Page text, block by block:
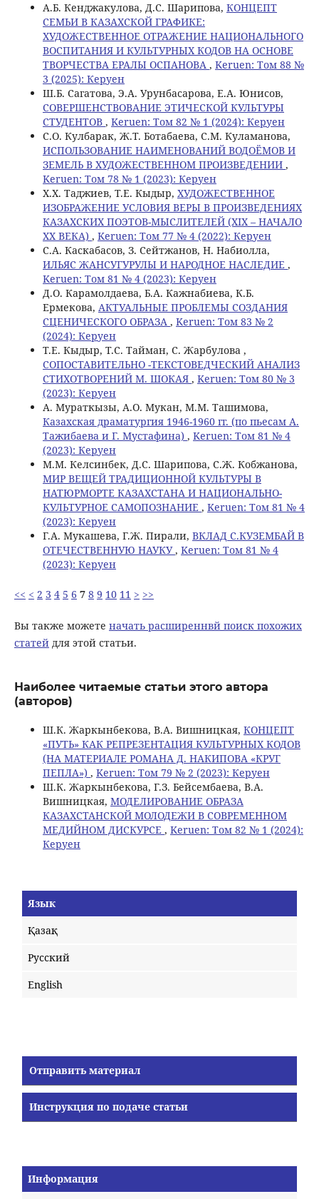
А.Б. Кенджакулова, Д.С. Шарипова, КОНЦЕПТ
СЕМЬИ В КАЗАХСКОЙ ГРАФИКЕ:
ХУДОЖЕСТВЕННОЕ ОТРАЖЕНИЕ НАЦИОНАЛЬНОГО
ВОСПИТАНИЯ И КУЛЬТУРНЫХ КОДОВ НА ОСНОВЕ
ТВОРЧЕСТВА ЕРАЛЫ ОСПАНОВА , Keruen: Том 88 №
3 (2025): Керуен
Ш.Б. Сагатова, Э.А. Урунбасарова, Е.А. Юнисов,
СОВЕРШЕНСТВОВАНИЕ ЭТИЧЕСКОЙ КУЛЬТУРЫ
СТУДЕНТОВ , Keruen: Том 82 № 1 (2024): Керуен
С.О. Кулбарак, Ж.Т. Ботабаева, С.М. Куламанова,
ИСПОЛЬЗОВАНИЕ НАИМЕНОВАНИЙ ВОДОЁМОВ И
ЗЕМЕЛЬ В ХУДОЖЕСТВЕННОМ ПРОИЗВЕДЕНИИ ,
Keruen: Том 78 № 1 (2023): Керуен
Х.Х. Таджиев, Т.Е. Кыдыр, ХУДОЖЕСТВЕННОЕ
ИЗОБРАЖЕНИЕ УСЛОВИЯ ВЕРЫ В ПРОИЗВЕДЕНИЯХ
КАЗАХСКИХ ПОЭТОВ-МЫСЛИТЕЛЕЙ (XIX – НАЧАЛО
XX ВЕКА) , Keruen: Том 77 № 4 (2022): Керуен
С.А. Каскабасов, З. Сейтжанов, Н. Набиолла,
ИЛЬЯС ЖАНСУГУРУЛЫ И НАРОДНОЕ НАСЛЕДИЕ ,
Keruen: Том 81 № 4 (2023): Керуен
Д.О. Карамолдаева, Б.А. Кажнабиева, К.Б.
Ермекова, АКТУАЛЬНЫЕ ПРОБЛЕМЫ СОЗДАНИЯ
СЦЕНИЧЕСКОГО ОБРАЗА , Keruen: Том 83 № 2
(2024): Керуен
Т.Е. Кыдыр, Т.С. Тайман, С. Жарбулова ,
СОПОСТАВИТЕЛЬНО -ТЕКСТОВЕДЧЕСКИЙ АНАЛИЗ
СТИХОТВОРЕНИЙ М. ШОКАЯ , Keruen: Том 80 № 3
(2023): Керуен
А. Мураткызы, A.O. Мукан, M.M. Ташимова,
Казахская драматургия 1946-1960 гг. (по пьесам А.
Тажибаева и Г. Мустафина) , Keruen: Том 81 № 4
(2023): Керуен
М.М. Келсинбек, Д.С. Шарипова, С.Ж. Кобжанова,
МИР ВЕЩЕЙ ТРАДИЦИОННОЙ КУЛЬТУРЫ В
НАТЮРМОРТЕ КАЗАХСТАНА И НАЦИОНАЛЬНО-
КУЛЬТУРНОЕ САМОПОЗНАНИЕ , Keruen: Том 81 № 4
(2023): Керуен
Г.А. Мукашева, Г.Ж. Пирали, ВКЛАД С.КУЗЕМБАЙ В
ОТЕЧЕСТВЕННУЮ НАУКУ, Keruen: Том 81 № 4
(2023): Керуен
<< < 2 3 4 5 6 7 8 9 10 11 > >>
Вы также можете начать расширеннвй поиск похожих
статейдля этой статьи.
Наиболее читаемые статьи этого автора
(авторов)
Ш.К. Жаркынбекова, В.А. Вишницкая, КОНЦЕПТ
«ПУТЬ» КАК РЕПРЕЗЕНТАЦИЯ КУЛЬТУРНЫХ КОДОВ
(НА МАТЕРИАЛЕ РОМАНА Д. НАКИПОВА «КРУГ
ПЕПЛА») , Keruen: Том 79 № 2 (2023): Керуен
Ш.К. Жаркынбекова, Г.З. Бейсембаева, В.А.
Вишницкая, МОДЕЛИРОВАНИЕ ОБРАЗА
КАЗАХСТАНСКОЙ МОЛОДЕЖИ В СОВРЕМЕННОМ
МЕДИЙНОМ ДИСКУРСЕ , Keruen: Том 82 № 1 (2024):
Керуен
Язык
Қазақ
Русский
English
Отправить материал
Инструкция по подаче статьи
Информация